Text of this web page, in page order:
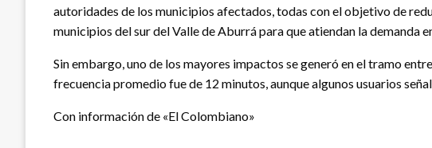
autoridades de los municipios afectados, todas con el objetivo de
municipios del sur del Valle de Aburrá para que atiendan la demanda
Sin embargo, uno de los mayores impactos se generó en el tramo
frecuencia promedio fue de 12 minutos, aunque algunos usuarios
Con información de «El Colombiano»